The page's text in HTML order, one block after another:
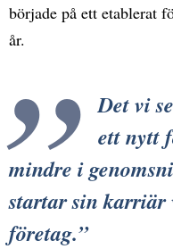
började på ett etablerat
år.
Det vi
ett nytt
mindre i
startar sin karriär
företag.